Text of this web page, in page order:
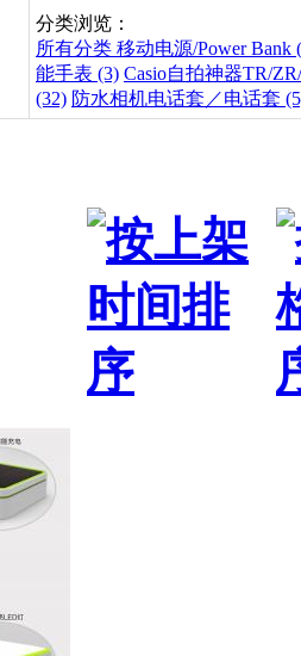
分类浏览：
所有分类 移动电源/Power Bank
能手表 (3) Casio自拍神器TR/
(32) 防水相机电话套／电话套